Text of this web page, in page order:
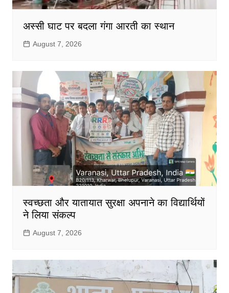
अस्सी घाट पर बदला गंगा आरती का स्थान
August 7, 2026
स्वच्छता और यातायात सुरक्षा अपनाने का विद्यार्थियों
ने लिया संकल्प
August 7, 2026